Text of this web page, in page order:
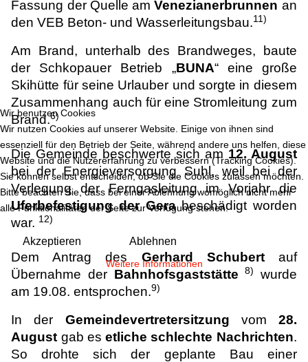
Fassung der Quelle amVenezianerbrunnen an
den VEB Beton- und Wasserleitungsbau.11)
Am Brand, unterhalb des Brandweges, baute
der Schkopauer Betrieb „BUNA“ eine große
Skihütte für seine Urlauber und sorgte in diesem
Zusammenhang auch für eine Stromleitung zum
Brand.6)
Die Gemeinde beschwerte sich am 12. August
bei der Energieversorgung Suhl, weil bei der
Verlegung der Ferngasleitung im Vorjahr die
Uferbefestigung der Gerabeschädigt worden
war. 12)
Dem Antrag des Gerhard Schubertauf
Übernahme der Bahnhofsgaststätte 8)
wurde
am 19.08. entsprochen.9)
In der Gemeindevertretersitzung vom 28.
August gab esetliche schlechte Nachrichten.
So drohte sich der geplante Bau einer
Wir benutzen Cookies
Wir nutzen Cookies auf unserer Website. Einige von ihnen sind
essenziell für den Betrieb der Seite, während andere uns helfen, diese
Website und die Nutzererfahrung zu verbessern (Tracking Cookies).
Sie können selbst entscheiden, ob Sie die Cookies zulassen möchten.
Bitte beachten Sie, dass bei einer Ablehnung womöglich nicht mehr
alle Funktionalitäten der Seite zur Verfügung stehen.
Akzeptieren Ablehnen
Weitere Informationen